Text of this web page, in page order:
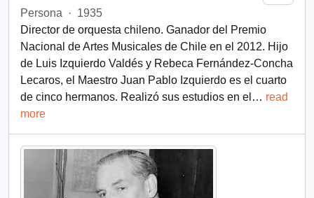
Persona
· 1935
Director de orquesta chileno. Ganador del Premio
Nacional de Artes Musicales de Chile en el 2012. Hijo
de Luis Izquierdo Valdés y Rebeca Fernández-Concha
Lecaros, el Maestro Juan Pablo Izquierdo es el cuarto
de cinco hermanos. Realizó sus estudios en el … read
more